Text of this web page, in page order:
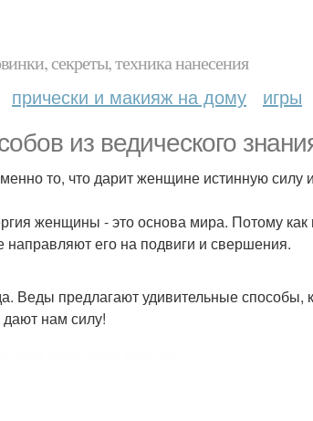
секреты, техника нанесения
прически и макияж на дому игры
из ведического
то, что дарит женщине истинную силу и
женщины - это основа мира. Потому
его на подвиги и свершения.
Веды предлагают удивительные способы,
нам силу!